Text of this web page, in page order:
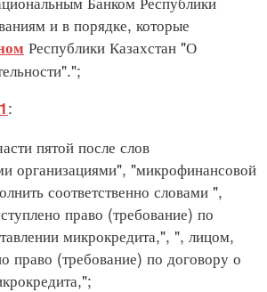
и в порядке, которые
Республики Казахстан "О
:
пятой после слов
организациями", "микрофинансовой
соответственно словами ",
право (требование) по
микрокредита,", ", лицом,
право (требование) по договору о